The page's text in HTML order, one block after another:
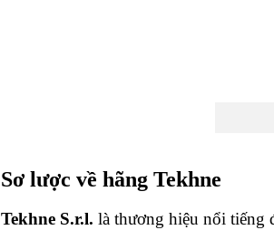
Sơ lược về hãng Tekhne
Tekhne S.r.l. là thương hiệu nổi tiếng